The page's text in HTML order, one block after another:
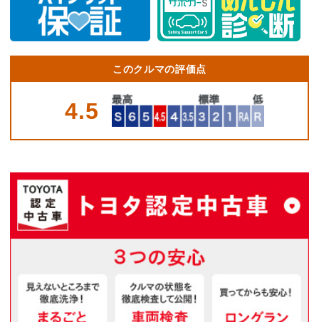
このクルマの評価点
4.5